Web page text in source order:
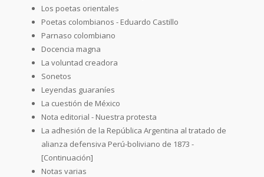
Los poetas orientales
Poetas colombianos - Eduardo Castillo
Parnaso colombiano
Docencia magna
La voluntad creadora
Sonetos
Leyendas guaraníes
La cuestión de México
Nota editorial - Nuestra protesta
La adhesión de la República Argentina al tratado de
alianza defensiva Perú-boliviano de 1873 -
[Continuación]
Notas varias